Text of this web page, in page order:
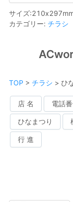
サイズ:210x297
カテゴリー: チラシ
TOP > チラシ > ひ
店 名 電話
ひなまつり
行 進